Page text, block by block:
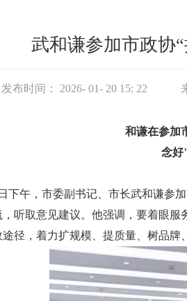
武和谦参加市政协
发布时间： 2026- 01- 20 15: 22
和谦在参加
念好
下午，市委副书记、市长武和谦参
听取意见建议。他强调，要着眼
径，着力扩规模、提质量、树品